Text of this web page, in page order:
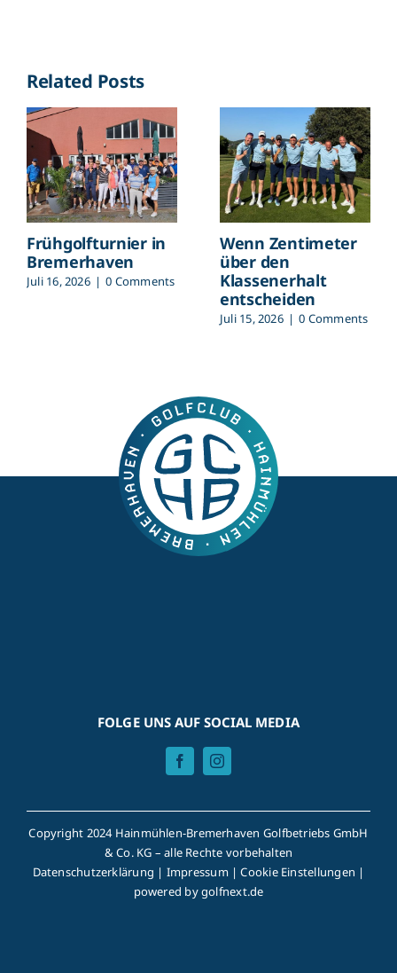
Related Posts
Frühgolfturnier in
Bremerhaven
Juli 16, 2026 | 0 Comments
Wenn Zentimeter
über den
Klassenerhalt
entscheiden
Juli 15, 2026 | 0 Comments
FOLGE UNS AUF SOCIAL MEDIA
Copyright 2024 Hainmühlen-Bremerhaven Golfbetriebs GmbH
& Co. KG – alle Rechte vorbehalten
Datenschutzerklärung | Impressum|Cookie Einstellungen |
powered bygolfnext.de